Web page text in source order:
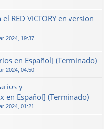
RED VICTORY en version
2024, 19:37
en Español] (Terminado)
2024, 04:50
y
en Español] (Terminado)
2024, 01:21